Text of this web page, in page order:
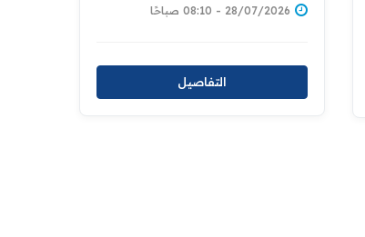
28/07/2026 - 08:10 صباحًا
التفاصيل